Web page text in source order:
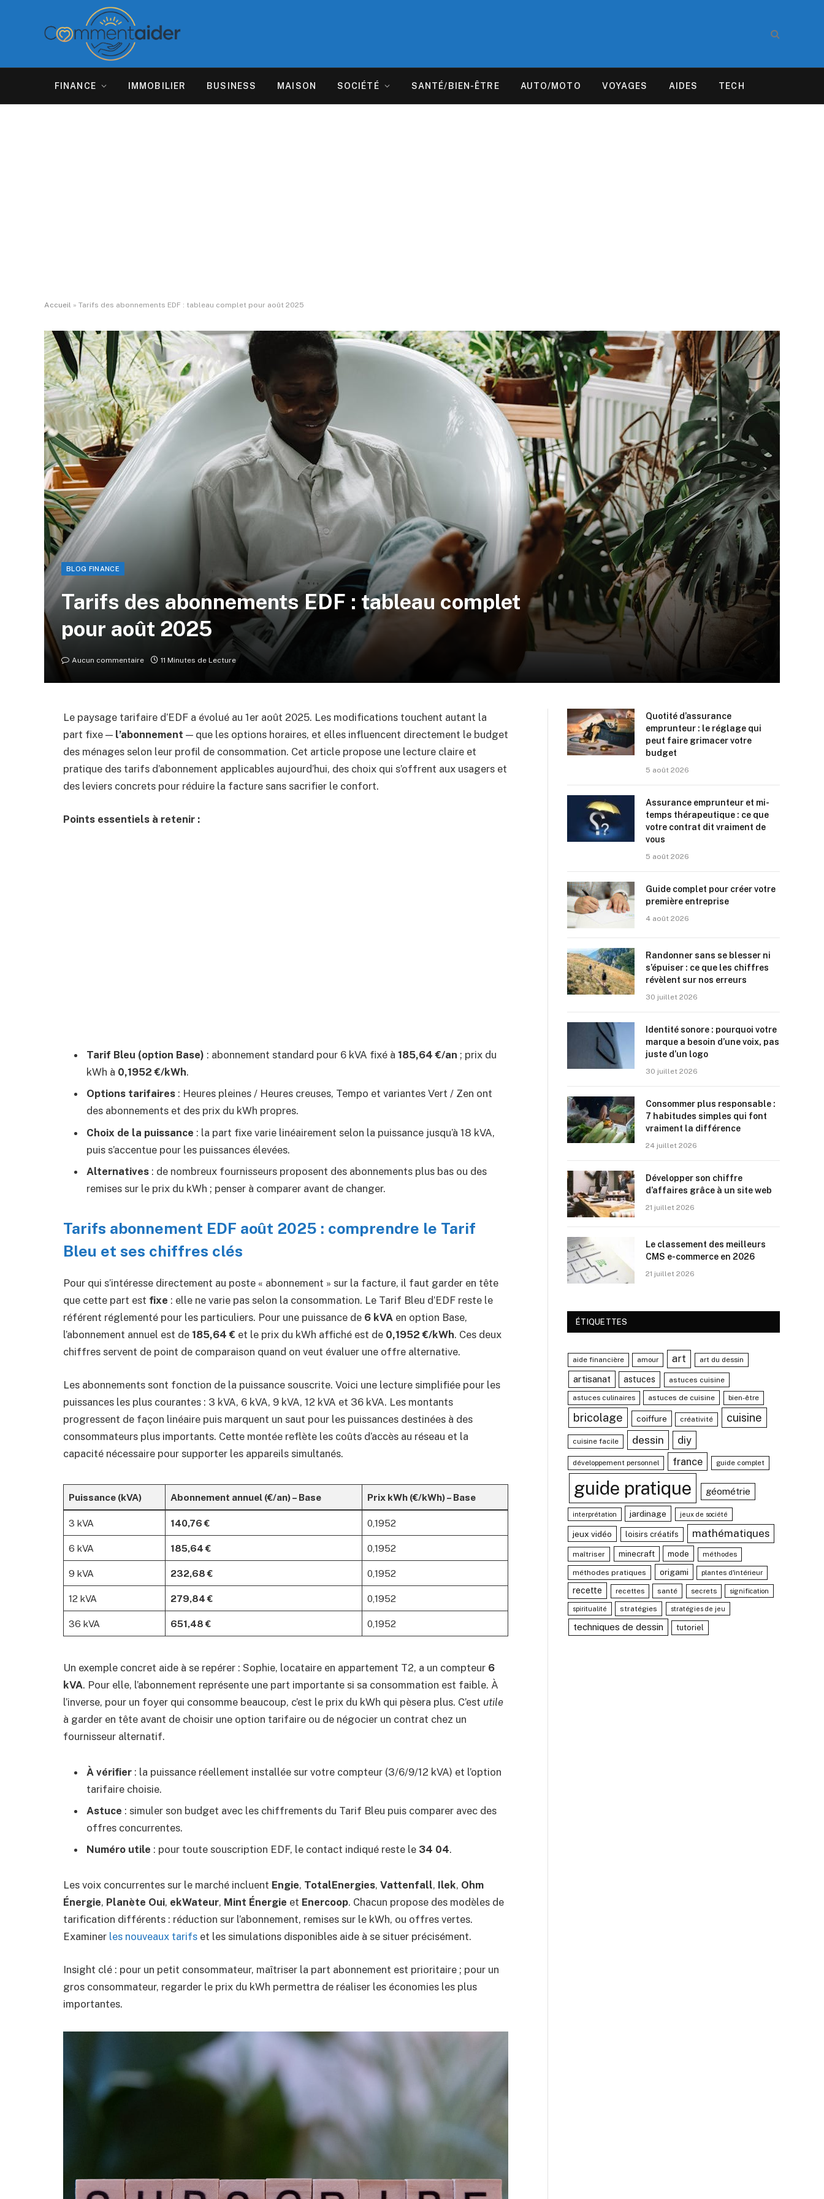
FINANCE IMMOBILIER BUSINESS MAISON SOCIÉTÉ SANTÉ/BIEN-ÊTRE AUTO/MOTO VOYAGES AIDES TECH
Accueil » Tarifs des abonnements EDF : tableau complet pour août 2025
BLOG FINANCE
Tarifs des abonnements EDF : tableau complet
pour août 2025
Aucun commentaire 11 Minutes de Lecture
Le paysage tarifaire d’EDF a évolué au 1er août 2025. Les modifications touchent autant la
part fixe — l’abonnement — que les options horaires, et elles influencent directement le budget
des ménages selon leur profil de consommation. Cet article propose une lecture claire et
pratique des tarifs d’abonnement applicables aujourd’hui, des choix qui s’offrent aux usagers et
des leviers concrets pour réduire la facture sans sacrifier le confort.
Points essentiels à retenir :
Tarif Bleu (option Base) : abonnement standard pour 6 kVA fixé à 185,64 €/an ; prix du
kWh à 0,1952 €/kWh.
Options tarifaires : Heures pleines / Heures creuses, Tempo et variantes Vert / Zen ont
des abonnements et des prix du kWh propres.
Choix de la puissance : la part fixe varie linéairement selon la puissance jusqu’à 18 kVA,
puis s’accentue pour les puissances élevées.
Alternatives : de nombreux fournisseurs proposent des abonnements plus bas ou des
remises sur le prix du kWh ; penser à comparer avant de changer.
Tarifs abonnement EDF août 2025 : comprendre le Tarif
Bleu et ses chiffres clés
Pour qui s’intéresse directement au poste « abonnement » sur la facture, il faut garder en tête
que cette part est fixe : elle ne varie pas selon la consommation. Le Tarif Bleu d’EDF reste le
référent réglementé pour les particuliers. Pour une puissance de 6 kVA en option Base,
l’abonnement annuel est de 185,64 € et le prix du kWh affiché est de 0,1952 €/kWh. Ces deux
chiffres servent de point de comparaison quand on veut évaluer une offre alternative.
Les abonnements sont fonction de la puissance souscrite. Voici une lecture simplifiée pour les
puissances les plus courantes : 3 kVA, 6 kVA, 9 kVA, 12 kVA et 36 kVA. Les montants
progressent de façon linéaire puis marquent un saut pour les puissances destinées à des
consommateurs plus importants. Cette montée reflète les coûts d’accès au réseau et la
capacité nécessaire pour supporter les appareils simultanés.
Puissance (kVA) Abonnement annuel (€/an) – Base Prix kWh (€/kWh) – Base
3 kVA 140,76 € 0,1952
6 kVA 185,64 € 0,1952
9 kVA 232,68 € 0,1952
12 kVA 279,84 € 0,1952
36 kVA 651,48 € 0,1952
Un exemple concret aide à se repérer : Sophie, locataire en appartement T2, a un compteur 6
kVA. Pour elle, l’abonnement représente une part importante si sa consommation est faible. À
l’inverse, pour un foyer qui consomme beaucoup, c’est le prix du kWh qui pèsera plus. C’est utile
à garder en tête avant de choisir une option tarifaire ou de négocier un contrat chez un
fournisseur alternatif.
À vérifier : la puissance réellement installée sur votre compteur (3/6/9/12 kVA) et l’option
tarifaire choisie.
Astuce : simuler son budget avec les chiffrements du Tarif Bleu puis comparer avec des
offres concurrentes.
Numéro utile : pour toute souscription EDF, le contact indiqué reste le 34 04.
Les voix concurrentes sur le marché incluent Engie, TotalEnergies, Vattenfall, Ilek, Ohm
Énergie, Planète Oui, ekWateur, Mint Énergie et Enercoop. Chacun propose des modèles de
tarification différents : réduction sur l’abonnement, remises sur le kWh, ou offres vertes.
Examiner les nouveaux tarifs et les simulations disponibles aide à se situer précisément.
Insight clé : pour un petit consommateur, maîtriser la part abonnement est prioritaire ; pour un
gros consommateur, regarder le prix du kWh permettra de réaliser les économies les plus
importantes.
Quotité d’assurance
emprunteur : le réglage qui
peut faire grimacer votre
budget
5 août 2026
Assurance emprunteur et mi-
temps thérapeutique : ce que
votre contrat dit vraiment de
vous
5 août 2026
Guide complet pour créer votre
première entreprise
4 août 2026
Randonner sans se blesser ni
s’épuiser : ce que les chiffres
révèlent sur nos erreurs
30 juillet 2026
Identité sonore : pourquoi votre
marque a besoin d’une voix, pas
juste d’un logo
30 juillet 2026
Consommer plus responsable :
7 habitudes simples qui font
vraiment la différence
24 juillet 2026
Développer son chiffre
d’affaires grâce à un site web
21 juillet 2026
Le classement des meilleurs
CMS e-commerce en 2026
21 juillet 2026
ÉTIQUETTES
aide financière amour art art du dessin
artisanat astuces astuces cuisine
astuces culinaires astuces de cuisine bien-être
bricolage coiffure créativité cuisine
cuisine facile dessin diy
développement personnel france guide complet
guide pratique géométrie
interprétation jardinage jeux de société
jeux vidéo loisirs créatifs mathématiques
maîtriser minecraft mode méthodes
méthodes pratiques origami plantes d'intérieur
recette recettes santé secrets signification
spiritualité stratégies stratégies de jeu
techniques de dessin tutoriel